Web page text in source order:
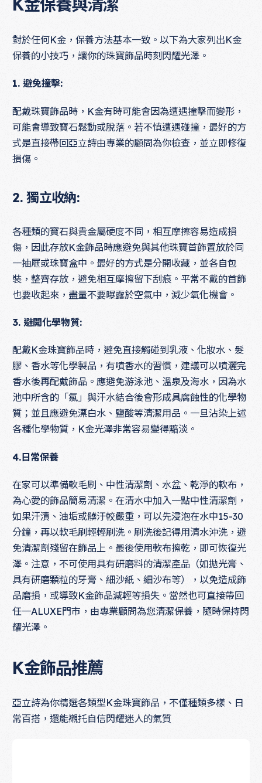
K金保養與清潔
對於任何K金，保養方法基本一致。以下為大家列出K金
保養的小技巧，讓你的珠寶飾品時刻閃耀光澤。
1. 避免撞擊:
配戴珠寶飾品時，K金有時可能會因為遭遇撞擊而變形，
可能會導致寶石鬆動或脫落。若不慎遭遇碰撞，最好的方
式是直接帶回亞立詩由專業的顧問為你檢查，並立即修復
損傷。
2. 獨立收納:
各種類的寶石與貴金屬硬度不同，相互摩擦容易造成損
傷，因此存放K金飾品時應避免與其他珠寶首飾置放於同
一抽屜或珠寶盒中。最好的方式是分開收藏，並各自包
裝，整齊存放，避免相互摩擦留下刮痕。平常不戴的首飾
也要收起來，盡量不要曝露於空氣中，減少氧化機會。
3. 避開化學物質:
配戴K金珠寶飾品時，避免直接觸碰到乳液、化妝水、髮
膠、香水等化學製品，有噴香水的習慣，建議可以噴灑完
香水後再配戴飾品。應避免游泳池、溫泉及海水，因為水
池中所含的「氯」與汗水結合後會形成具腐蝕性的化學物
質；並且應避免漂白水、鹽酸等清潔用品。一旦沾染上述
各種化學物質，K金光澤非常容易變得黯淡。
4.日常保養
在家可以準備軟毛刷、中性清潔劑、水盆、乾淨的軟布，
為心愛的飾品簡易清潔。在清水中加入一點中性清潔劑，
如果汗漬、油垢或髒汙較嚴重，可以先浸泡在水中15-30
分鐘，再以軟毛刷輕輕刷洗。刷洗後記得用清水沖洗，避
免清潔劑殘留在飾品上。最後使用軟布擦乾，即可恢復光
澤。注意，不可使用具有研磨料的清潔產品（如拋光膏、
具有研磨顆粒的牙膏、細沙紙、細沙布等），以免造成飾
品磨損，或導致K金飾品減輕等損失。當然也可直接帶回
任一ALUXE門市，由專業顧問為您清潔保養，隨時保持閃
耀光澤。
K金飾品推薦
亞立詩為你精選各類型K金珠寶飾品，不僅種類多樣、日
常百搭，還能襯托自信閃耀迷人的氣質